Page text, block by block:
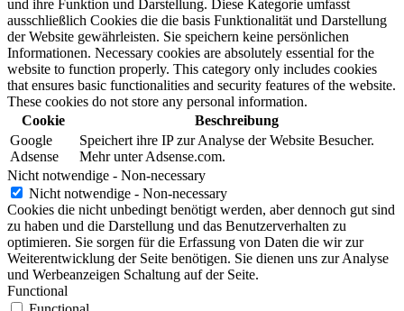
und ihre Funktion und Darstellung. Diese Kategorie umfasst
ausschließlich Cookies die die basis Funktionalität und Darstellung
der Website gewährleisten. Sie speichern keine persönlichen
Informationen. Necessary cookies are absolutely essential for the
website to function properly. This category only includes cookies
that ensures basic functionalities and security features of the website.
These cookies do not store any personal information.
Cookie
Beschreibung
Google
Adsense
Speichert ihre IP zur Analyse der Website Besucher.
Mehr unter Adsense.com.
Nicht notwendige - Non-necessary
Nicht notwendige - Non-necessary
Cookies die nicht unbedingt benötigt werden, aber dennoch gut sind
zu haben und die Darstellung und das Benutzerverhalten zu
optimieren. Sie sorgen für die Erfassung von Daten die wir zur
Weiterentwicklung der Seite benötigen. Sie dienen uns zur Analyse
und Werbeanzeigen Schaltung auf der Seite.
Functional